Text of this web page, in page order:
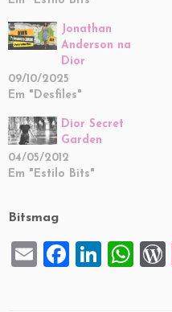
Jonathan
Anderson na
Dior
09/10/2025
Em "Desfiles"
Dior Secret
Garden
04/05/2012
Em "Estilo Bits"
Bitsmag
E
F
Li
W